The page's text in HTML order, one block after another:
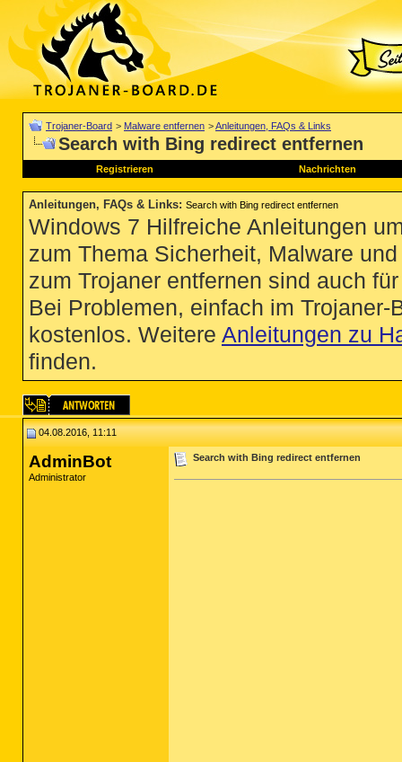
Trojaner-Board > Malware entfernen >Anleitungen, FAQs & Links
Search with Bing redirect entfernen
Registrieren Nachrichten
Anleitungen, FAQs & Links: Search with Bing redirect entfernen
Windows 7 Hilfreiche Anleitungen
zum Thema Sicherheit, Malware
zum Trojaner entfernen sind auch
Bei Problemen, einfach im
kostenlos. Weitere Anleitungen zu
finden.
04.08.2016, 11:11
AdminBot
Administrator
Search with Bing redirect entfernen